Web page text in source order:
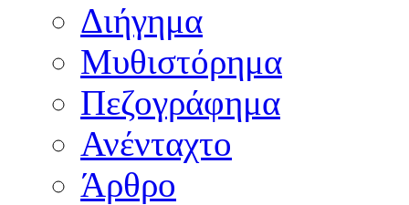
Διήγημα
Μυθιστόρημα
Πεζογράφημα
Ανένταχτο
Άρθρο